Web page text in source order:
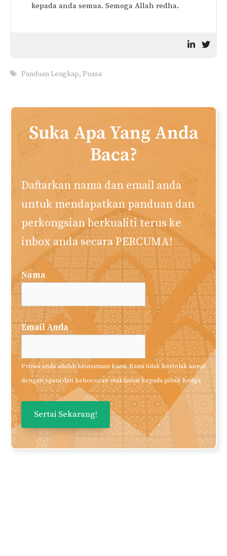
kepada anda semua. Semoga Allah redha.
Tags
Panduan Lengkap,Puasa
Suka Apa Yang Anda
Baca?
Daftarkan nama dan email anda
untuk mendapatkan panduan dan
perkongsian berkualiti terus ke
inbox anda secara PERCUMA!
Nama
Email Anda
Privasi anda adalah keutamaan kami. Kami tidak bertolak ansur
dengan spam dan kebocoran maklumat kepada pihak ketiga.